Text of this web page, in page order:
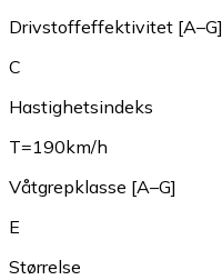
Drivstoffeffektivitet [A–G]
C
Hastighetsindeks
T=190km/h
Våtgrepklasse [A–G]
E
Størrelse